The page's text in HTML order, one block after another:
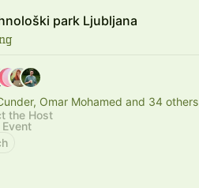
park Ljubljana
Omar Mohamed and 34 others
the Host